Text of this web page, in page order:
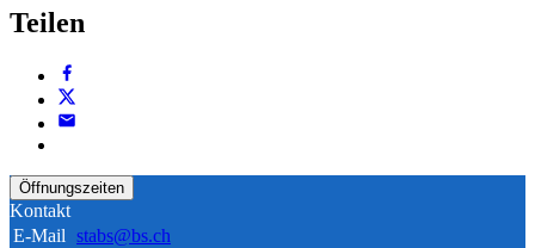
Teilen
Öffnungszeiten
Kontakt
E-Mail stabs@bs.ch